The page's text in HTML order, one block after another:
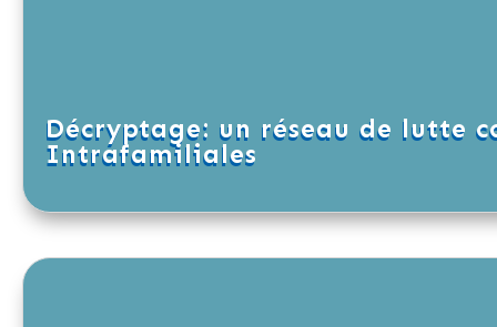
Décryptage: un réseau de lutte
Intrafamiliales